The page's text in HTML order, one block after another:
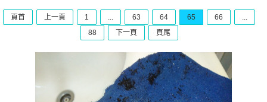
頁首 上一頁 1 ... 63 64 65 66
...
88
下一頁 頁尾